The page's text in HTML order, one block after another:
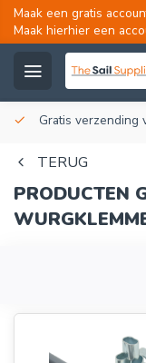
Maak een gratis
Maak hierhier een
Gratis verzending
TERUG
PRODUCTEN